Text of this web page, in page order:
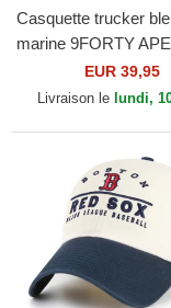
Casquette trucker
marine 9FORTY
Boston Red Sox MLB
Era
EUR 39,95
Livraison le lundi,